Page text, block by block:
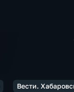
Вести.